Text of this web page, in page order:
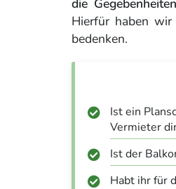
Hierfür haben wir
bedenken.
Ist ein
Vermieter
Ist der
Habt ihr für